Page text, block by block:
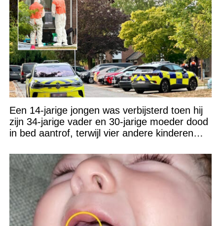
Een 14-jarige jongen was verbijsterd toen hij
zijn 34-jarige vader en 30-jarige moeder dood
in bed aantrof, terwijl vier andere kinderen